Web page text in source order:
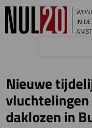
Overslaan en naar de inhoud
IN
Nieuwe
vluchtelingen
daklozen in